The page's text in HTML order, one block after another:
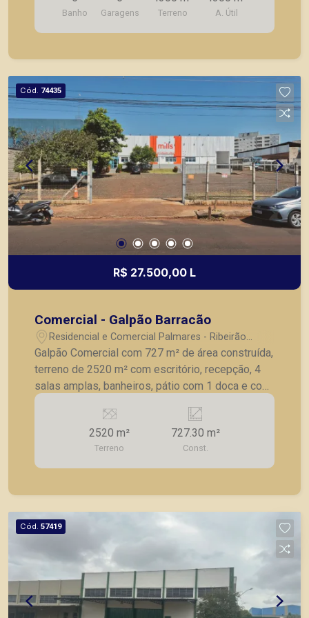
recuadas.
Banho Garagens Terreno A. Útil
Cód. 74435
R$ 27.500,00 L
Comercial - Galpão Barracão
Residencial e Comercial Palmares - Ribeirão
Preto/SP
Galpão Comercial com 727 m² de área construída,
terreno de 2520 m² com escritório, recepção, 4
salas amplas, banheiros, pátio com 1 doca e com
entrada e saída também pela rua de trás, 44
metros de frente para à Rodovia Anhanguera.
2520 m²
Terreno
727.30 m²
Const.
Cód. 57419